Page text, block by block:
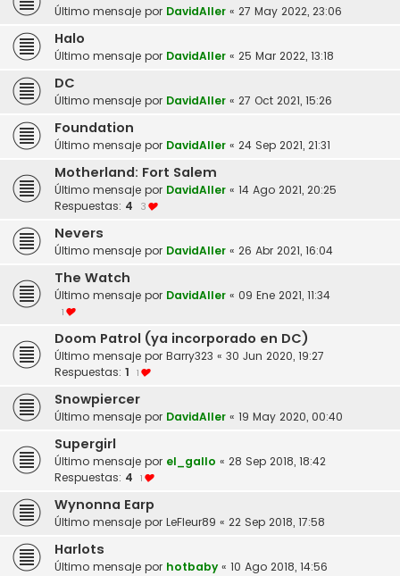
Último mensaje por DavidAller « 27 May 2022, 23:06
Halo
Último mensaje por DavidAller « 25 Mar 2022, 13:18
DC
Último mensaje por DavidAller « 27 Oct 2021, 15:26
Foundation
Último mensaje por DavidAller « 24 Sep 2021, 21:31
Motherland: Fort Salem
Último mensaje por DavidAller « 14 Ago 2021, 20:25
Respuestas: 4 3
Nevers
Último mensaje por DavidAller « 26 Abr 2021, 16:04
The Watch
Último mensaje por DavidAller « 09 Ene 2021, 11:34
1
Doom Patrol (ya incorporado en DC)
Último mensaje por Barry323 « 30 Jun 2020, 19:27
Respuestas: 1 1
Snowpiercer
Último mensaje por DavidAller « 19 May 2020, 00:40
Supergirl
Último mensaje por el_gallo « 28 Sep 2018, 18:42
Respuestas: 4 1
Wynonna Earp
Último mensaje por LeFleur89 « 22 Sep 2018, 17:58
Harlots
Último mensaje por hotbaby « 10 Ago 2018, 14:56